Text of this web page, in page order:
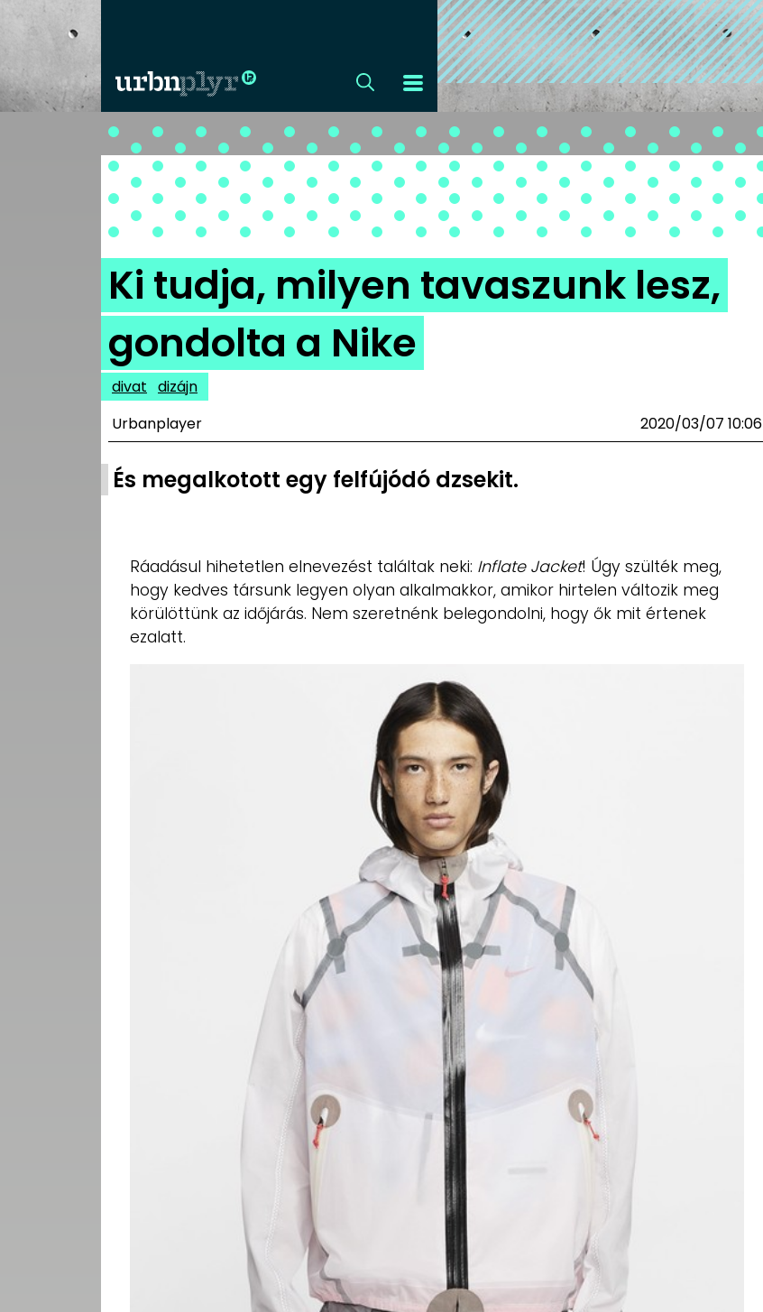
CÍMLAP
DIZÁJN
DIVAT
HIP
KULT
ZENE
MÉDIAAJÁNLAT
TÁJÉKOZTATÓ
Ki tudja, milyen tavaszunk lesz,
gondolta a Nike
divat dizájn
Urbanplayer
2020/03/07 10:06
És megalkotott egy felfújódó dzsekit.
Ráadásul hihetetlen elnevezést találtak neki: Inflate Jacket! Úgy szülték meg,
hogy kedves társunk legyen olyan alkalmakkor, amikor hirtelen változik meg
körülöttünk az időjárás. Nem szeretnénk belegondolni, hogy ők mit értenek
ezalatt.